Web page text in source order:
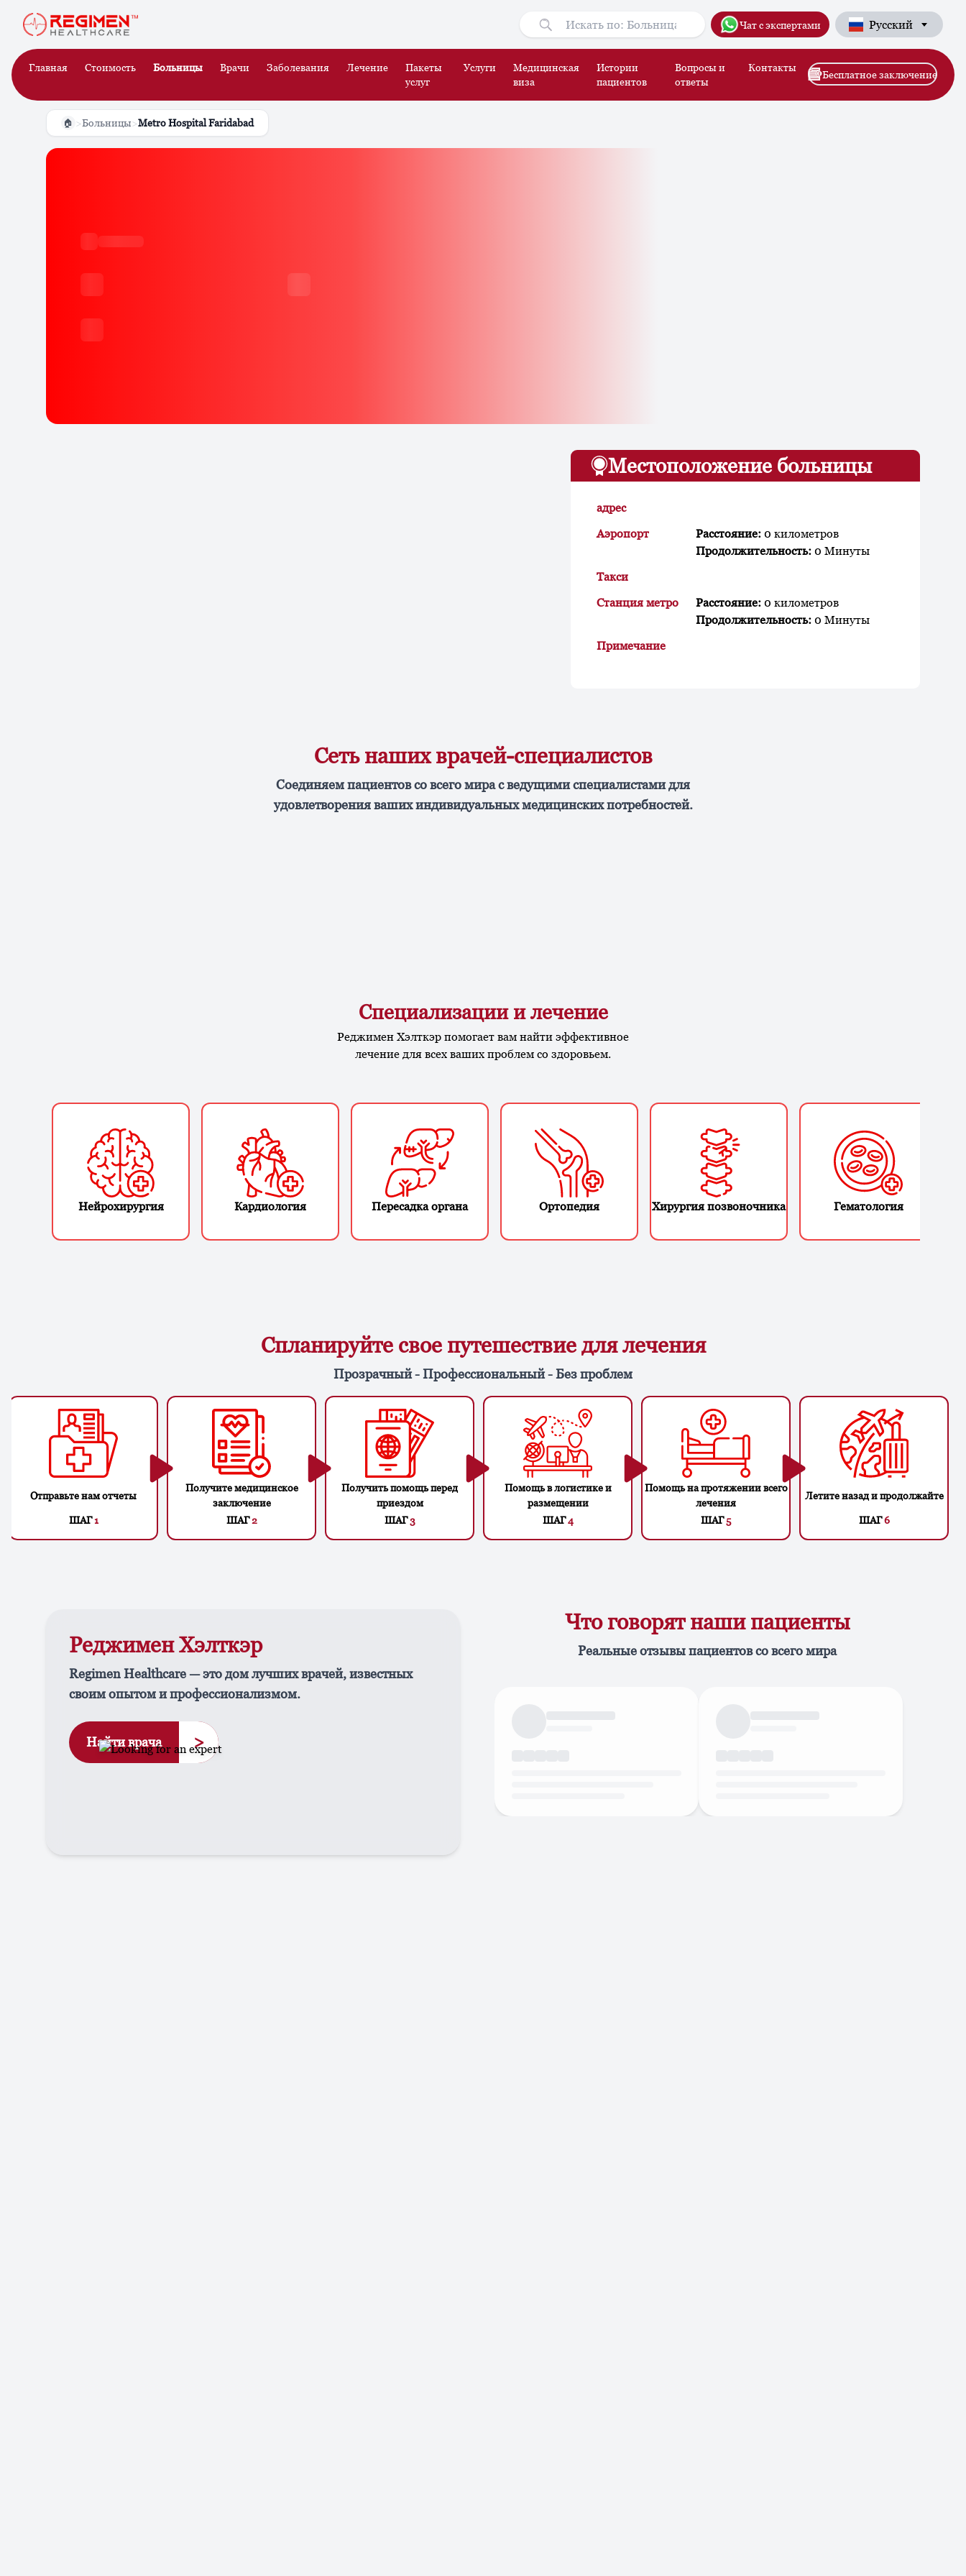
Чат с экспертами Русский
Главная Стоимость Больницы Врачи Заболевания Лечение
Пакеты
услуг
Услуги
Медицинская
виза
Истории
пациентов
Вопросы и
ответы
Контакты
Бесплатное заключение
🏠 >Больницы>Metro Hospital Faridabad
Местоположение больницы
адрес
Аэропорт
Расстояние:0 километров
Продолжительность:0 Минуты
Такси
Станция метро
Расстояние:0 километров
Продолжительность:0 Минуты
Примечание
Сеть наших врачей-специалистов
Соединяем пациентов со всего мира с ведущими специалистами для
удовлетворения ваших индивидуальных медицинских потребностей.
Специализации и лечение
Реджимен Хэлткэр помогает вам найти эффективное
лечение для всех ваших проблем со здоровьем.
Нейрохирургия Кардиология Пересадка органа Ортопедия Хирургия позвоночника Гематология
Спланируйте свое путешествие для лечения
Прозрачный - Профессиональный - Без проблем
Отправьте нам отчеты
ШАГ1
Получите медицинское
заключение
ШАГ2
Получить помощь перед
приездом
ШАГ3
Помощь в логистике и
размещении
ШАГ4
Помощь на протяжении всего
лечения
ШАГ5
Летите назад и продолжайте
ШАГ6
Реджимен Хэлткэр
Regimen Healthcare — это дом лучших врачей, известных
своим опытом и профессионализмом.
Найти врача >
Что говорят наши пациенты
Реальные отзывы пациентов со всего мира